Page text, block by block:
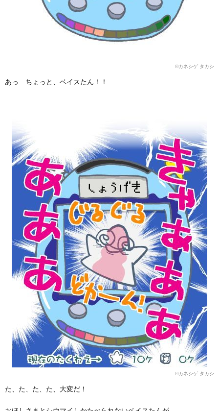
©カネシゲ タカシ
あっ…ちょっと、ベイスたん！！
©カネシゲ タカシ
た、た、た、た、大変だ！